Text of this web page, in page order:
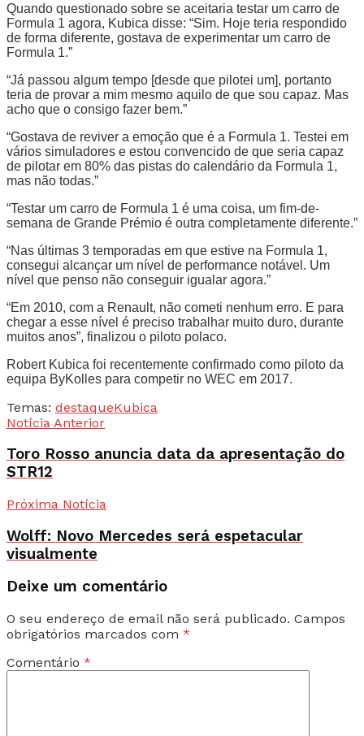
Quando questionado sobre se aceitaria testar um carro de
Formula 1 agora, Kubica disse: “Sim. Hoje teria respondido
de forma diferente, gostava de experimentar um carro de
Formula 1.”
“Já passou algum tempo [desde que pilotei um], portanto
teria de provar a mim mesmo aquilo de que sou capaz. Mas
acho que o consigo fazer bem.”
“Gostava de reviver a emoção que é a Formula 1. Testei em
vários simuladores e estou convencido de que seria capaz
de pilotar em 80% das pistas do calendário da Formula 1,
mas não todas.”
“Testar um carro de Formula 1 é uma coisa, um fim-de-
semana de Grande Prémio é outra completamente diferente.”
“Nas últimas 3 temporadas em que estive na Formula 1,
consegui alcançar um nível de performance notável. Um
nível que penso não conseguir igualar agora.”
“Em 2010, com a Renault, não cometi nenhum erro. E para
chegar a esse nível é preciso trabalhar muito duro, durante
muitos anos”, finalizou o piloto polaco.
Robert Kubica foi recentemente confirmado como piloto da
equipa ByKolles para competir no WEC em 2017.
Temas: destaqueKubica
Notícia Anterior
Toro Rosso anuncia data da apresentação do
STR12
Próxima Notícia
Wolff: Novo Mercedes será espetacular
visualmente
Deixe um comentário
O seu endereço de email não será publicado. Campos
obrigatórios marcados com *
Comentário *